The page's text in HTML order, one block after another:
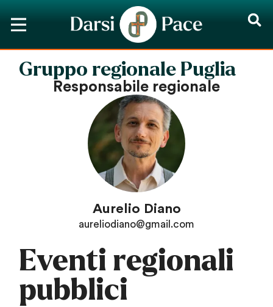
Gruppo regionale Puglia
Responsabile regionale
Aurelio Diano
aureliodiano@gmail.com
Eventi regionali
pubblici